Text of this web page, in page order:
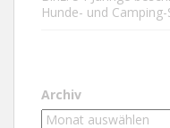
Hunde- und
Archiv